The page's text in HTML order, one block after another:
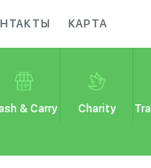
КАРТА
& Carry Charity